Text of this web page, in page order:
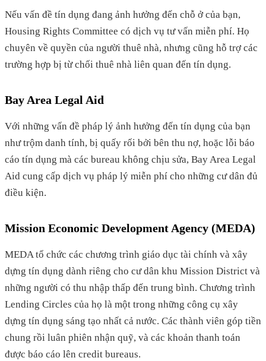
Nếu vấn đề tín dụng đang ảnh hưởng đến chỗ ở của bạn,
Housing Rights Committee có dịch vụ tư vấn miễn phí. Họ
chuyên về quyền của người thuê nhà, nhưng cũng hỗ trợ các
trường hợp bị từ chối thuê nhà liên quan đến tín dụng.
Bay Area Legal Aid
Với những vấn đề pháp lý ảnh hưởng đến tín dụng của bạn
như trộm danh tính, bị quấy rối bởi bên thu nợ, hoặc lỗi báo
cáo tín dụng mà các bureau không chịu sửa, Bay Area Legal
Aid cung cấp dịch vụ pháp lý miễn phí cho những cư dân đủ
điều kiện.
Mission Economic Development Agency (MEDA)
MEDA tổ chức các chương trình giáo dục tài chính và xây
dựng tín dụng dành riêng cho cư dân khu Mission District và
những người có thu nhập thấp đến trung bình. Chương trình
Lending Circles của họ là một trong những công cụ xây
dựng tín dụng sáng tạo nhất cả nước. Các thành viên góp tiền
chung rồi luân phiên nhận quỹ, và các khoản thanh toán
được báo cáo lên credit bureaus.